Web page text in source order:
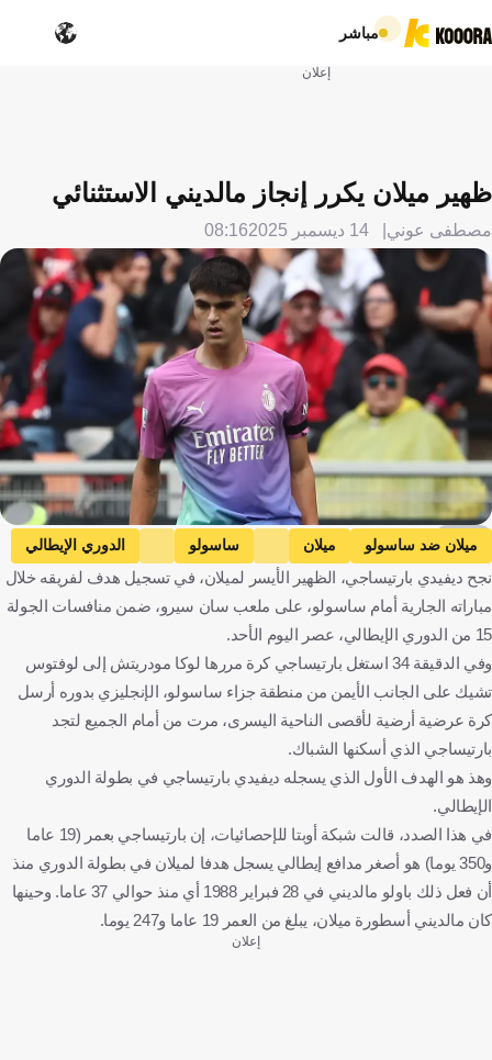
مباشر
إعلان
ظهير ميلان يكرر إنجاز مالديني الاستثنائي
مصطفى عوني 14 ديسمبر 2025 08:16
Getty
ميلان ضد ساسولو ميلان ساسولو
الدوري الإيطالي
إيطاليا
كرة قدم
نجح ديفيدي بارتيساجي، الظهير الأيسر لميلان، في تسجيل هدف لفريقه خلال
مباراته الجارية أمام ساسولو، على ملعب سان سيرو، ضمن منافسات الجولة
15 من الدوري الإيطالي، عصر اليوم الأحد.
وفي الدقيقة 34 استغل بارتيساجي كرة مررها لوكا مودريتش إلى لوفتوس
تشيك على الجانب الأيمن من منطقة جزاء ساسولو، الإنجليزي بدوره أرسل
كرة عرضية أرضية لأقصى الناحية اليسرى، مرت من أمام الجميع لتجد
بارتيساجي الذي أسكنها الشباك.
وهذ هو الهدف الأول الذي يسجله ديفيدي بارتيساجي في بطولة الدوري
الإيطالي.
في هذا الصدد، قالت شبكة أوبتا للإحصائيات، إن بارتيساجي بعمر (19 عاما
و350 يوما) هو أصغر مدافع إيطالي يسجل هدفا لميلان في بطولة الدوري منذ
أن فعل ذلك باولو مالديني في 28 فبراير 1988 أي منذ حوالي 37 عاما. وحينها
كان مالديني أسطورة ميلان، يبلغ من العمر 19 عاما و247 يوما.
إعلان